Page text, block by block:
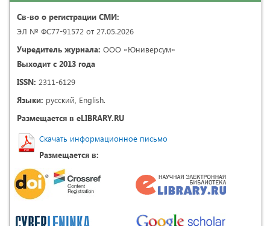
Св-во о регистрации СМИ:
ЭЛ № ФС77-91572 от 27.05.2026
Учредитель журнала: ООО «Юниверсум»
Выходит с 2013 года
ISSN: 2311-6129
Языки: русский, English.
Размещается в eLIBRARY.RU
Скачать информационное письмо
Размещается в: